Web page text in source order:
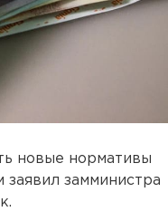
новые нормативы
заявил замминистра